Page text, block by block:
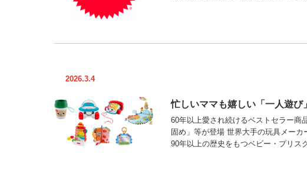
2026.3.4
忙しいママも嬉しい「一人遊
60年以上愛され続けるベストセラー商
固め」等が登場 世界大手の玩具メー
90年以上の歴史をもつベビー・プリ